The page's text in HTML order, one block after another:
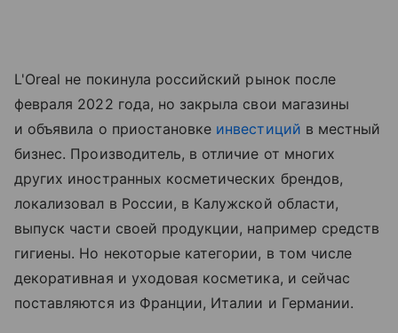
L'Oreal не покинула российский рынок после
февраля 2022 года, но закрыла свои магазины
и объявила о приостановке инвестиций в местный
бизнес. Производитель, в отличие от многих
других иностранных косметических брендов,
локализовал в России, в Калужской области,
выпуск части своей продукции, например средств
гигиены. Но некоторые категории, в том числе
декоративная и уходовая косметика, и сейчас
поставляются из Франции, Италии и Германии.